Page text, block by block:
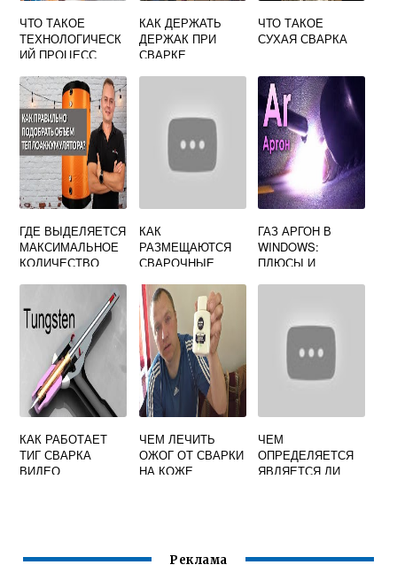
ЧТО ТАКОЕ
ТЕХНОЛОГИЧЕСК
ИЙ ПРОЦЕСС
КАК ДЕРЖАТЬ
ДЕРЖАК ПРИ
СВАРКЕ
ЧТО ТАКОЕ
СУХАЯ СВАРКА
ГДЕ ВЫДЕЛЯЕТСЯ
МАКСИМАЛЬНОЕ
КОЛИЧЕСТВО
СВАРКЕ
КАК
РАЗМЕЩАЮТСЯ
СВАРОЧНЫЕ
Ы
ГАЗ АРГОН В
WINDOWS:
ПЛЮСЫ И
КАК РАБОТАЕТ
ТИГ СВАРКА
ВИДЕО
ЧЕМ ЛЕЧИТЬ
ОЖОГ ОТ СВАРКИ
НА КОЖЕ
ЧЕМ
ОПРЕДЕЛЯЕТСЯ
ЯВЛЯЕТСЯ ЛИ
ИЛИ
Реклама